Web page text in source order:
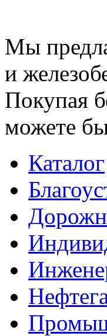
Мы
и
Покупая
можете
Каталог